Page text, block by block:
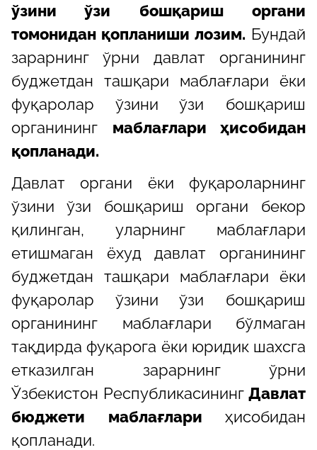
ўзини ўзи бошқариш органи
томонидан қопланиши лозим. Бундай
зарарнинг ўрни давлат органининг
буджетдан ташқари маблағлари ёки
фуқаролар ўзини ўзи бошқариш
органининг маблағлари ҳисобидан
қопланади.
Давлат органи ёки фуқароларнинг
ўзини ўзи бошқариш органи бекор
қилинган, уларнинг маблағлари
етишмаган ёхуд давлат органининг
буджетдан ташқари маблағлари ёки
фуқаролар ўзини ўзи бошқариш
органининг маблағлари бўлмаган
тақдирда фуқарога ёки юридик шахсга
етказилган зарарнинг ўрни
Ўзбекистон Республикасининг Давлат
бюджети маблағлари ҳисобидан
қопланади.